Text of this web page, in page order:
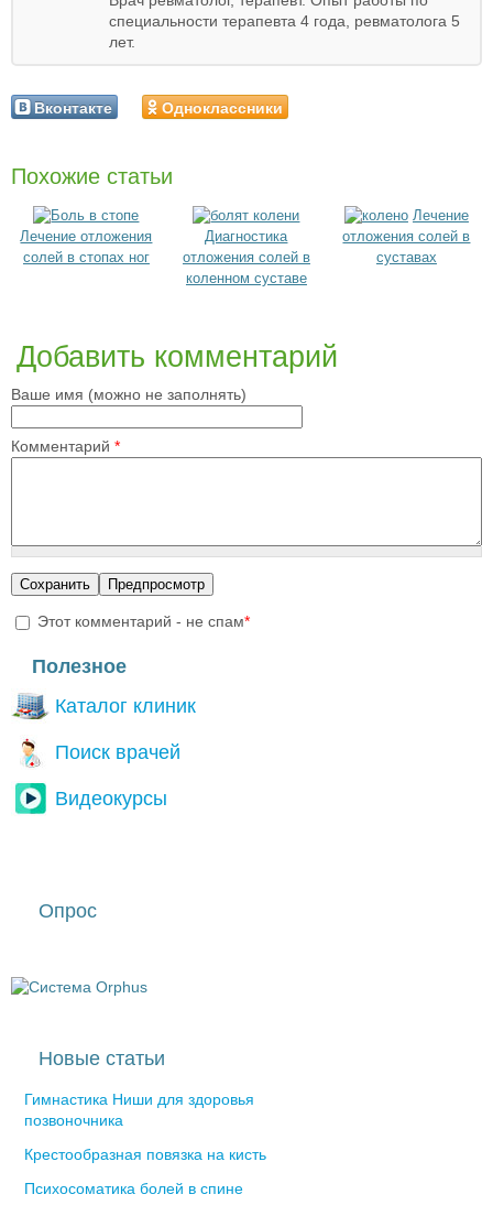
специальности терапевта 4 года, ревматолога 5
лет.
Вконтакте Одноклассники
Похожие статьи
Лечение отложения
солей в стопах ног
Диагностика
отложения солей в
коленном суставе
Лечение
отложения солей в
суставах
Добавить комментарий
Ваше имя (можно не заполнять)
Комментарий *
Этот комментарий - не спам*
Полезное
Каталог клиник
Поиск врачей
Видеокурсы
Опрос
Новые статьи
Гимнастика Ниши для здоровья
позвоночника
Крестообразная повязка на кисть
Психосоматика болей в спине